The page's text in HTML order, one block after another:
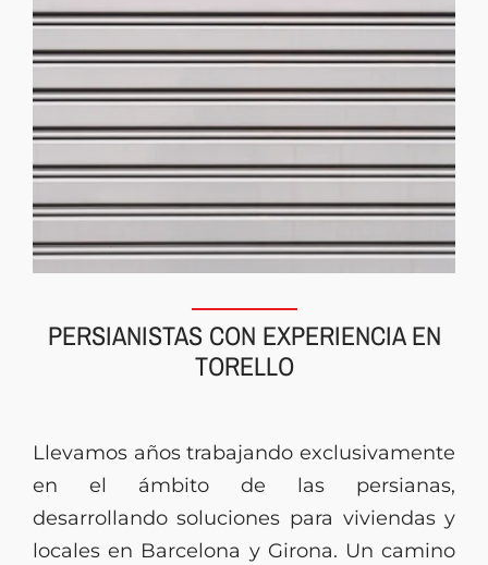
PERSIANISTAS CON EXPERIENCIA EN
TORELLO
Llevamos años trabajando exclusivamente
en el ámbito de las persianas,
desarrollando soluciones para viviendas y
locales en Barcelona y Girona. Un camino